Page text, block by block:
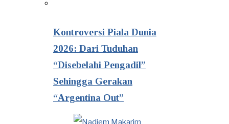
Kontroversi Piala Dunia
2026: Dari Tuduhan
“Disebelahi Pengadil”
Sehingga Gerakan
“Argentina Out”